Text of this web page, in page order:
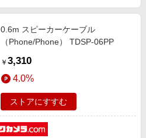
0.6m スピーカーケーブル
（Phone/Phone） TDSP-06PP
￥ 3,310
4.0%
ストアにすすむ